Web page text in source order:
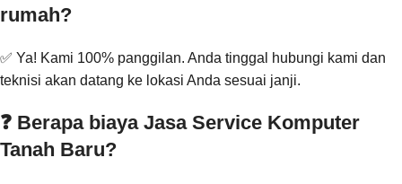
rumah?
✅ Ya! Kami 100% panggilan. Anda tinggal hubungi kami dan
teknisi akan datang ke lokasi Anda sesuai janji.
❓ Berapa biaya Jasa Service Komputer
Tanah Baru?